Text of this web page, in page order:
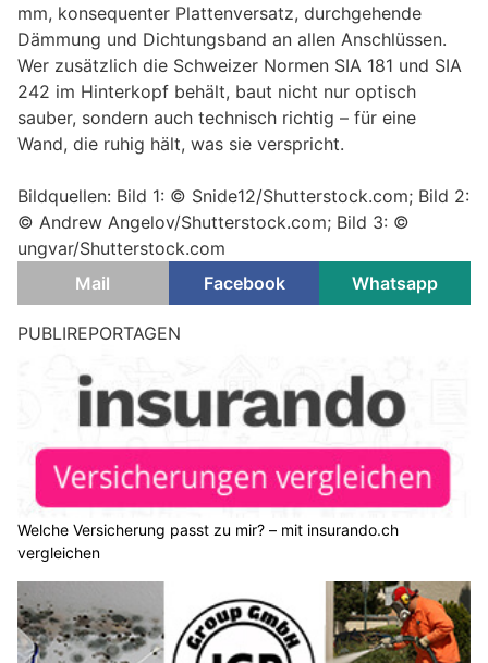
mm, konsequenter Plattenversatz, durchgehende
Dämmung und Dichtungsband an allen Anschlüssen.
Wer zusätzlich die Schweizer Normen SIA 181 und SIA
242 im Hinterkopf behält, baut nicht nur optisch
sauber, sondern auch technisch richtig – für eine
Wand, die ruhig hält, was sie verspricht.
Bildquellen: Bild 1: © Snide12/Shutterstock.com; Bild 2:
© Andrew Angelov/Shutterstock.com; Bild 3: ©
ungvar/Shutterstock.com
Mail
Facebook Whatsapp
PUBLIREPORTAGEN
Welche Versicherung passt zu mir? – mit insurando.ch
vergleichen